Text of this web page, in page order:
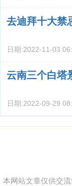
去迪拜十大禁
日期:2022-11-03
云南三个白塔
日期:2022-09-29
本网站文章仅供交